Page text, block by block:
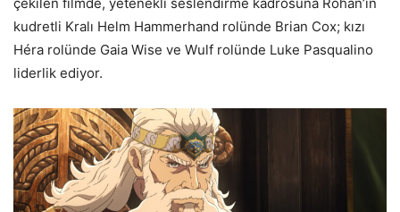
kudretli Kralı Helm Hammerhand rolünde Brian Cox; kızı
Héra rolünde Gaia Wise ve Wulf rolünde Luke Pasqualino
liderlik ediyor.